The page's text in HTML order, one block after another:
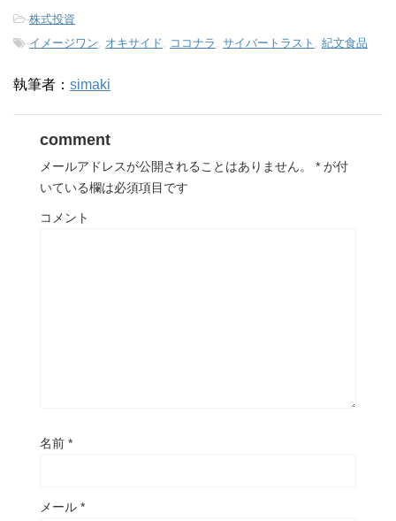
-株式投資
-イメージワン オキサイド ココナラ サイバートラスト 紀文食品
執筆者： simaki
comment
メールアドレスが公開されることはありません。 * が付
いている欄は必須項目です
コメント
名前 *
メール *